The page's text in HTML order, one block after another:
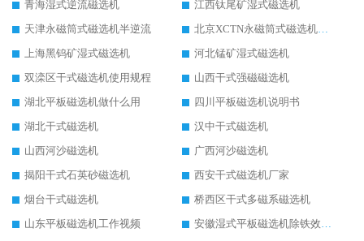
青海湿式逆流磁选机
江西钛尾矿湿式磁选机
天津永磁筒式磁选机半逆流
北京XCTN永磁筒式磁选机磁块位置
上海黑钨矿湿式磁选机
河北锰矿湿式磁选机
双滦区干式磁选机使用规程
山西干式强磁磁选机
湖北平板磁选机做什么用
四川平板磁选机说明书
湖北干式磁选机
汉中干式磁选机
山西河沙磁选机
广西河沙磁选机
揭阳干式石英砂磁选机
西安干式磁选机厂家
烟台干式磁选机
桥西区干式多磁系磁选机
山东平板磁选机工作视频
安徽湿式平板磁选机除铁效果怎么样